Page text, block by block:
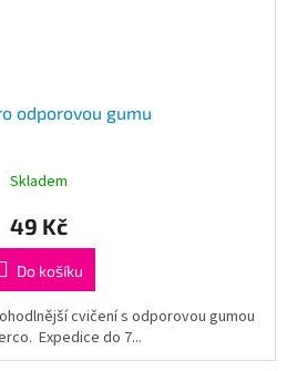
odporovou gumu
Skladem
49 Kč
Do košíku
cvičení s odporovou gumou
Expedice do 7...